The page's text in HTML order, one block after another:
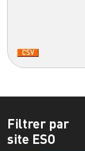
Filtrer par
site ESO